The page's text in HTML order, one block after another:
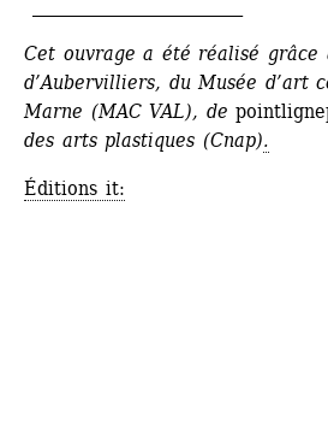
Cet ouvrage a été réalisé grâce
d’Aubervilliers, du Musée d’art
Marne (MAC VAL), de
des arts plastiques (Cnap).
Éditions it: